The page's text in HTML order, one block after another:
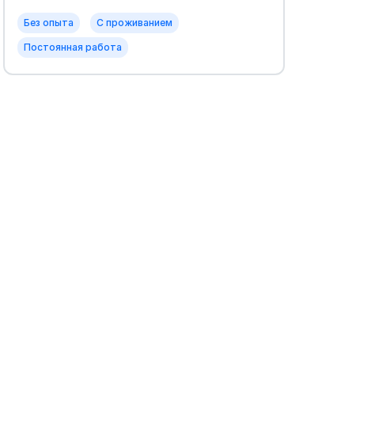
Без опыта С проживанием
Постоянная работа